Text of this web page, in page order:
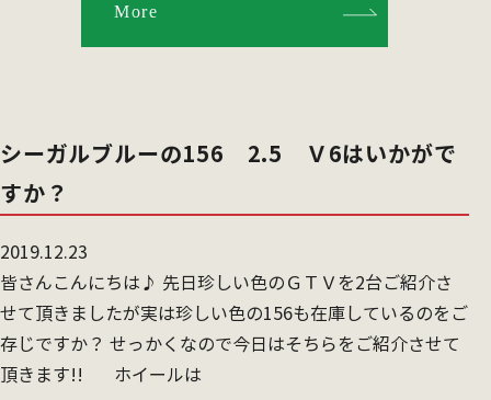
More
シーガルブルーの156 2.5 Ｖ6はいかがで
すか？
2019.12.23
皆さんこんにちは♪ 先日珍しい色のＧＴＶを2台ご紹介さ
せて頂きましたが実は珍しい色の156も在庫しているのをご
存じですか？ せっかくなので今日はそちらをご紹介させて
頂きます!! ホイールは